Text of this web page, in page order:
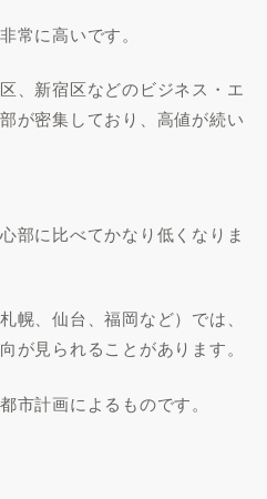
常に高いです。
、新宿区などのビジネス・エ
が密集しており、高値が続い
部に比べてかなり低くなりま
幌、仙台、福岡など）では、
が見られることがあります。
市計画によるものです。